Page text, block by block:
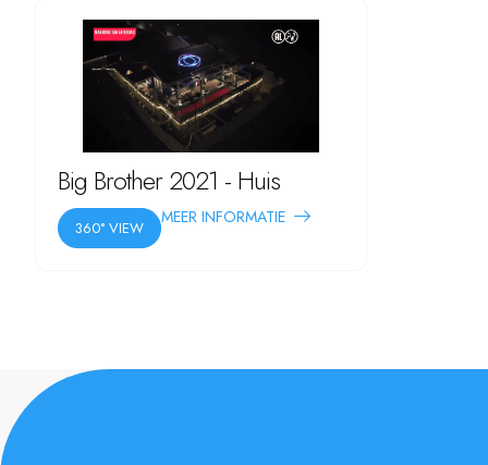
Big Brother 2021 - Huis
360° VIEW
MEER INFORMATIE